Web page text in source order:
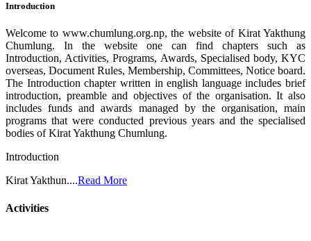
Introduction
Welcome to www.chumlung.org.np, the website of Kirat Yakthung
Chumlung. In the website one can find chapters such as
Introduction, Activities, Programs, Awards, Specialised body, KYC
overseas, Document Rules, Membership, Committees, Notice board.
The Introduction chapter written in english language includes brief
introduction, preamble and objectives of the organisation. It also
includes funds and awards managed by the organisation, main
programs that were conducted previous years and the specialised
bodies of Kirat Yakthung Chumlung.
Introduction
Kirat Yakthun....Read More
Activities